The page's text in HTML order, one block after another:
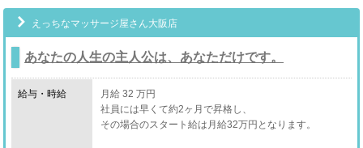
【静岡エリア】浜松
【東京エリア】新宿
えっちなマッサージ屋さん大阪店
あなたの人生の主人公は、あなただけです。
給与・時給
月給 32 万円
社員には早くて約2ヶ月で昇格し、
その場合のスタート給は月給32万円となります。